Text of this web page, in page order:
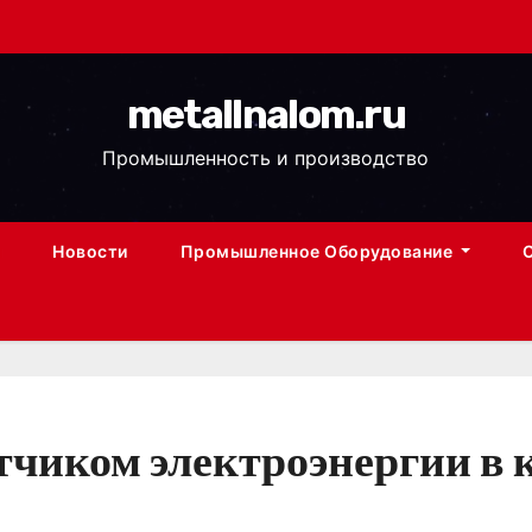
metallnalom.ru
Промышленность и производство
Новости Промышленное Оборудование
электроэнергии в